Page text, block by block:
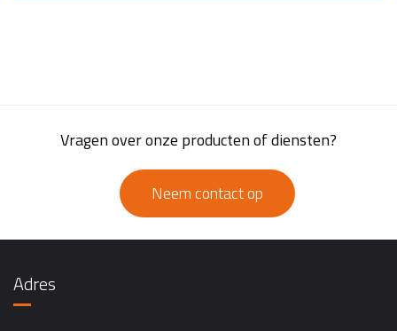
Vragen over onze producten of diensten?
Neem contact op
Adres